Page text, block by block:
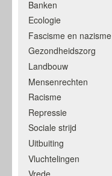
Banken
Ecologie
Fascisme en nazisme
Gezondheidszorg
Landbouw
Mensenrechten
Racisme
Repressie
Sociale strijd
Uitbuiting
Vluchtelingen